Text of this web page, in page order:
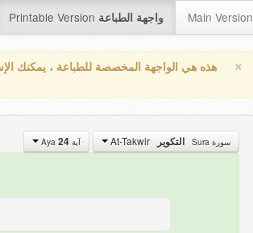
Printable Version واجهة الطباعة Main Version
× هذه هي الواجهة المخصصة للطباعة ، يمكنك
سورة Sura التكوير آية Aya 24